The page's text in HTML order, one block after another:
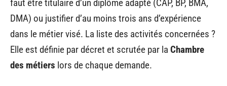
faut être titulaire d’un diplôme adapté (CAP, BP, BMA,
DMA) ou justifier d’au moins trois ans d’expérience
dans le métier visé. La liste des activités concernées ?
Elle est définie par décret et scrutée par la Chambre
des métiers lors de chaque demande.